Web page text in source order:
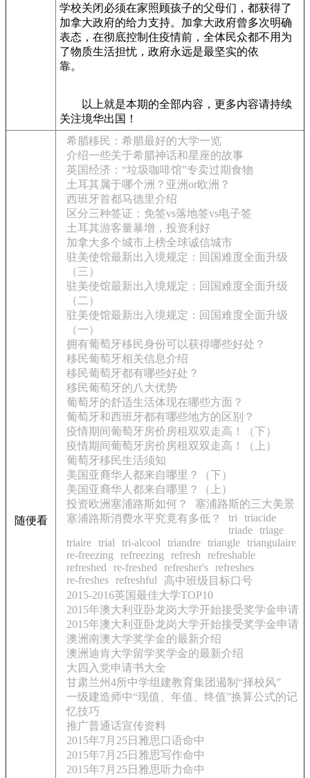
学校关闭必须在家照顾孩子的父母们，都获得了
加拿大政府的给力支持。加拿大政府曾多次明确
表态，在彻底控制住疫情前，全体民众都不用为
了物质生活担忧，政府永远是最坚实的依
靠。
以上就是本期的全部内容，更多内容请持续
关注境华出国！
随便看
希腊移民：希腊最好的大学一览
介绍一些关于希腊神话和星座的故事
英国经济：“垃圾咖啡馆”专卖过期食物
土耳其属于哪个洲？亚洲or欧洲？
西班牙首都马德里介绍
区分三种签证：免签vs落地签vs电子签
土耳其游客量暴增，投资利好
加拿大多个城市上榜全球诚信城市
驻美使馆最新出入境规定：回国难度全面升级
（三）
驻美使馆最新出入境规定：回国难度全面升级
（二）
驻美使馆最新出入境规定：回国难度全面升级
（一）
拥有葡萄牙移民身份可以获得哪些好处？
移民葡萄牙相关信息介绍
移民葡萄牙都有哪些好处？
移民葡萄牙的八大优势
葡萄牙的舒适生活体现在哪些方面？
葡萄牙和西班牙都有哪些地方的区别？
疫情期间葡萄牙房价房租双双走高！（下）
疫情期间葡萄牙房价房租双双走高！（上）
葡萄牙移民生活须知
美国亚裔华人都来自哪里？（下）
美国亚裔华人都来自哪里？（上）
投资欧洲塞浦路斯如何？
塞浦路斯的三大美景
塞浦路斯消费水平究竟有多低？
tri
triacide
triade triage
triaire trial tri-alcool triandre triangle triangulaire
re-freezing
refreezing refresh
refreshable
refreshed
re-freshed refresher's refreshes
re-freshes refreshful
高中班级目标口号
2015-2016英国最佳大学TOP10
2015年澳大利亚卧龙岗大学开始接受奖学金申请
2015年澳大利亚卧龙岗大学开始接受奖学金申请
澳洲南澳大学奖学金的最新介绍
澳洲迪肯大学留学奖学金的最新介绍
大四入党申请书大全
甘肃兰州4所中学组建教育集团遏制“择校风”
一级建造师中“现值、年值、终值”换算公式的记
忆技巧
推广普通话宣传资料
2015年7月25日雅思口语命中
2015年7月25日雅思写作命中
2015年7月25日雅思听力命中